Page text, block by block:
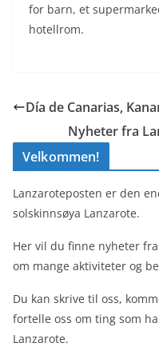
for barn, et
hotellrom.
Día de Canarias,
Nyheter fra
Velkommen!
Lanzaroteposten er den
solskinnsøya Lanzarote.
Her vil du finne nyheter
om mange aktiviteter og
Du kan skrive til oss,
fortelle oss om ting som
Lanzarote.